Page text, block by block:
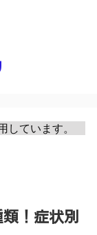
しています。
！症状別